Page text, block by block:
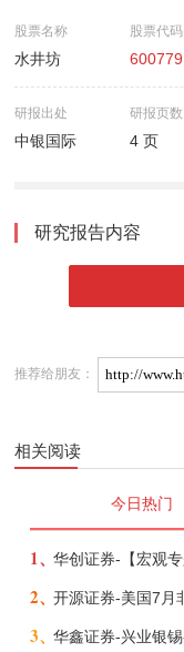
股票名称
水井坊
股票代码
600779
研报出处
中银国际
研报页数
4 页
研究报告内容
推荐给朋友：
相关阅读
今日热门
1、
2、
3、